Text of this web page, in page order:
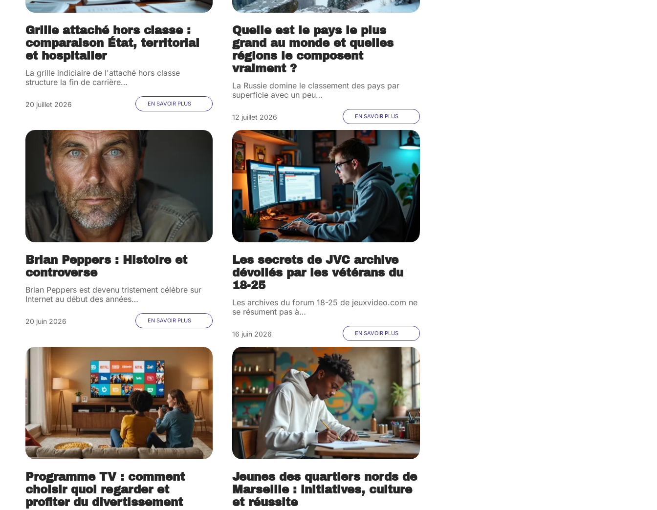
Grille attaché hors classe :
comparaison État, territorial
et hospitalier
La grille indiciaire de l'attaché hors classe
structure la fin de carrière…
20 juillet 2026 EN SAVOIR PLUS
Quelle est le pays le plus
grand au monde et quelles
régions le composent
vraiment ?
La Russie domine le classement des pays par
superficie avec un peu…
12 juillet 2026 EN SAVOIR PLUS
Brian Peppers : Histoire et
controverse
Brian Peppers est devenu tristement célèbre sur
Internet au début des années…
20 juin 2026 EN SAVOIR PLUS
Les secrets de JVC archive
dévoilés par les vétérans du
18-25
Les archives du forum 18-25 de jeuxvideo.com ne
se résument pas à…
16 juin 2026 EN SAVOIR PLUS
Programme TV : comment
choisir quoi regarder et
profiter du divertissement
Jeunes des quartiers nords de
Marseille : initiatives, culture
et réussite